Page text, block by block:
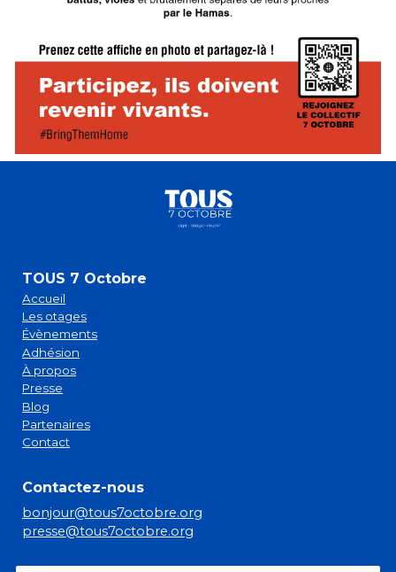
TOUS 7 Octobre
Accueil
Les otages
Évènements
Adhésion
À propos
Presse
Blog
Partenaires
Contact
Contactez-nous
bonjour@tous7octobre.org
presse@tous7octobre.org